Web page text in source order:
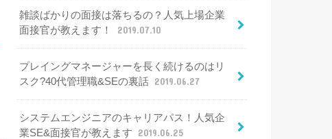
雑談ばかりの面接は落ちるの？人気上場企業
面接官が教えます！
2019.07.10
プレイングマネージャーを長く続けるのはリ
スク?40代管理職&SEの裏話 2019.06.27
システムエンジニアのキャリアパス！人気企
業SE&面接官が教えます
2019.06.25